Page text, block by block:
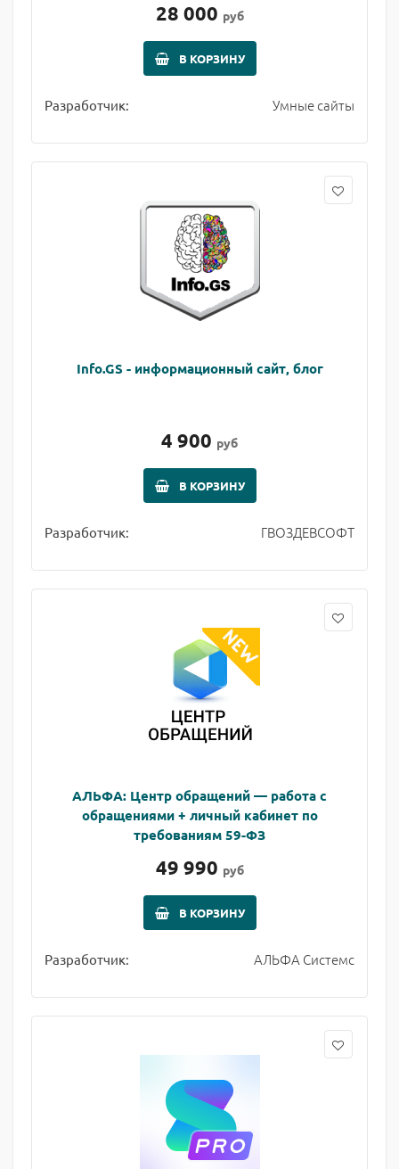
28 000 руб
В КОРЗИНУ
Разработчик: Умные сайты
Info.GS - информационный сайт, блог
4 900 руб
В КОРЗИНУ
Разработчик: ГВОЗДЕВСОФТ
АЛЬФА: Центр обращений — работа с
обращениями + личный кабинет по
требованиям 59-ФЗ
49 990 руб
В КОРЗИНУ
Разработчик: АЛЬФА Системс